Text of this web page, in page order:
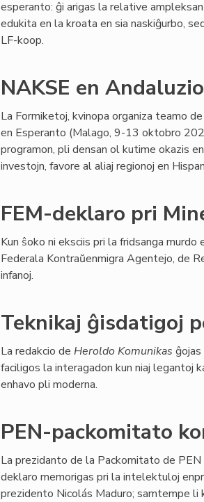
esperanto: ĝi arigas la relative
edukita en la kroata en sia naskiĝurbo,
LF-koop.
NAKSE en
La Formiketoj, kvinopa organiza teamo
en Esperanto (Malago, 9-13 oktobro
programon, pli densan ol kutime okazis
investojn, favore al aliaj regionoj en
FEM-deklaro pri
Kun ŝoko ni eksciis pri la fridsanga
Federala Kontraŭenmigra Agentejo, de
infanoj.
Teknikaj ĝisdatigoj
La redakcio de Heroldo Komunikas ĝojas
faciligos la interagadon kun niaj legantoj
enhavo pli moderna.
PEN-packomitato
La prezidanto de la Packomitato de PEN
deklaro memorigas pri la intelektuloj
prezidento Nicolás Maduro; samtempe li